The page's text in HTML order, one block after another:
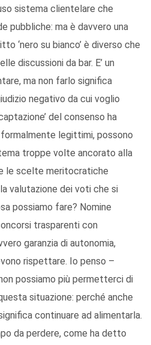
sistema clientelare che
pubbliche: ma è davvero una
‘nero su bianco’ è diverso che
discussioni da bar. E’ un
ma non farlo significa
negativo da cui voglio
del consenso ha
legittimi, possono
troppe volte ancorato alla
le scelte meritocratiche
valutazione dei voti che si
possiamo fare? Nomine
trasparenti con
garanzia di autonomia,
rispettare. Io penso –
possiamo più permetterci di
situazione: perché anche
continuare ad alimentarla.
da perdere, come ha detto